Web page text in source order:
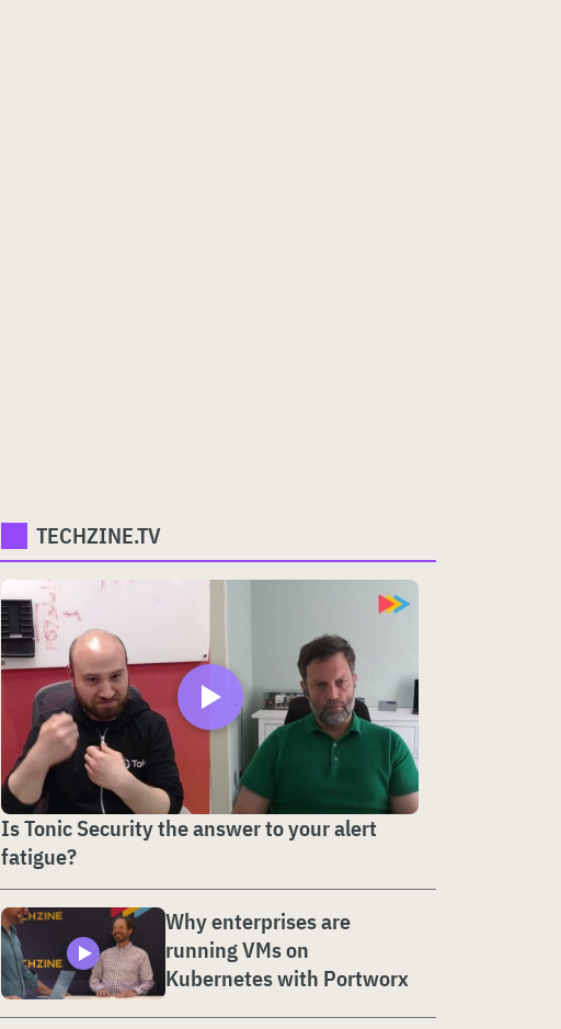
TECHZINE.TV
Is Tonic Security the answer to your alert
fatigue?
Why enterprises are
running VMs on
Kubernetes with Portworx